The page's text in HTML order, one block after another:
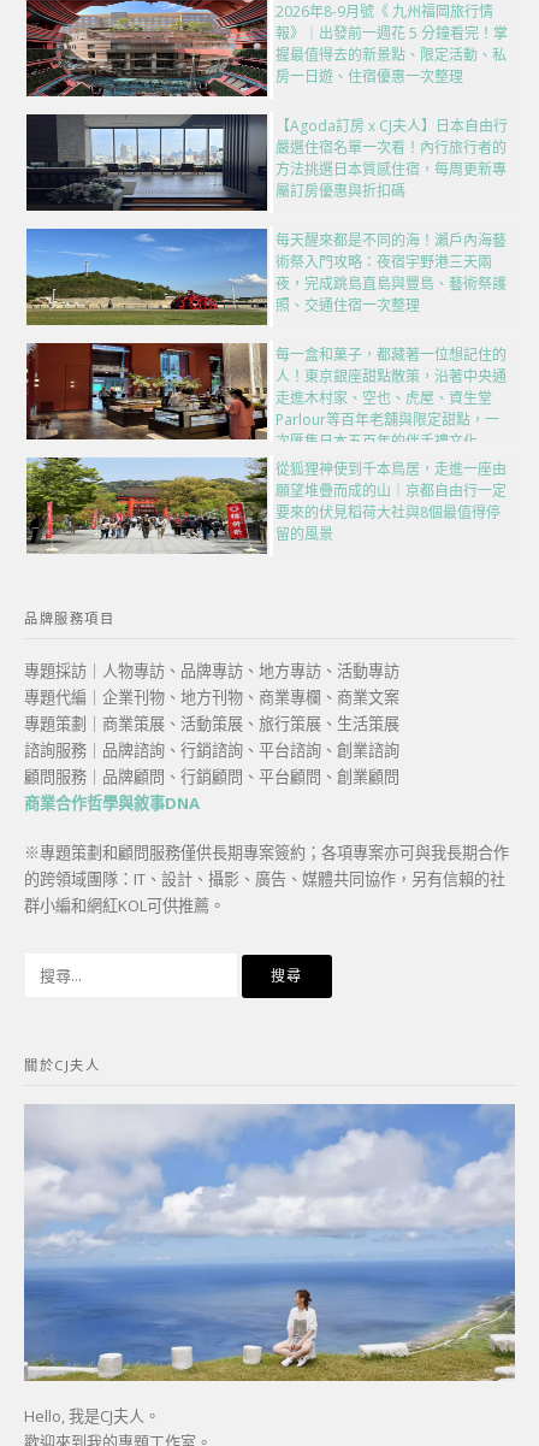
2026年8-9月號《 九州福岡旅行情
報》｜出發前一週花 5 分鐘看完！掌
握最值得去的新景點、限定活動、私
房一日遊、住宿優惠一次整理
【Agoda訂房 x CJ夫人】日本自由行
嚴選住宿名單一次看！內行旅行者的
方法挑選日本質感住宿，每周更新專
屬訂房優惠與折扣碼
每天醒來都是不同的海！瀨戶內海藝
術祭入門攻略：夜宿宇野港三天兩
夜，完成跳島直島與豐島、藝術祭護
照、交通住宿一次整理
每一盒和菓子，都藏著一位想記住的
人！東京銀座甜點散策，沿著中央通
走進木村家、空也、虎屋、資生堂
Parlour等百年老舖與限定甜點，一
次匯集日本五百年的伴手禮文化
從狐狸神使到千本鳥居，走進一座由
願望堆疊而成的山｜京都自由行一定
要來的伏見稻荷大社與8個最值得停
留的風景
品牌服務項目
專題採訪｜人物專訪、品牌專訪、地方專訪、活動專訪
專題代編｜企業刊物、地方刊物、商業專欄、商業文案
專題策劃｜商業策展、活動策展、旅行策展、生活策展
諮詢服務｜品牌諮詢、行銷諮詢、平台諮詢、創業諮詢
顧問服務｜品牌顧問、行銷顧問、平台顧問、創業顧問
商業合作哲學與敘事DNA
※專題策劃和顧問服務僅供長期專案簽約；各項專案亦可與我長期合作
的跨領域團隊：IT、設計、攝影、廣告、媒體共同協作，另有信賴的社
群小編和網紅KOL可供推薦。
字:
關於CJ夫人
Hello, 我是CJ夫人。